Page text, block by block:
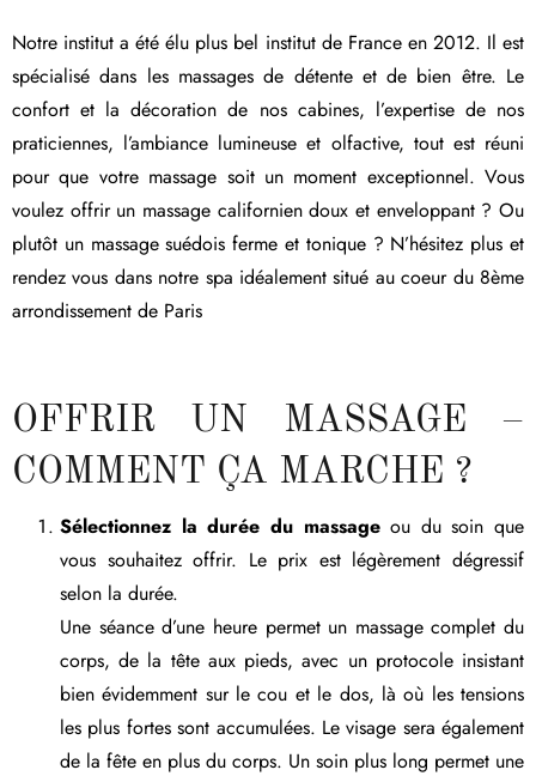
Notre institut a été élu plus bel institut de France en 2012. Il est
spécialisé dans les massages de détente et de bien être. Le
confort et la décoration de nos cabines, l’expertise de nos
praticiennes, l’ambiance lumineuse et olfactive, tout est réuni
pour que votre massage soit un moment exceptionnel. Vous
voulez offrir un massage californien doux et enveloppant ? Ou
plutôt un massage suédois ferme et tonique ? N’hésitez plus et
rendez vous dans notre spa idéalement situé au coeur du 8ème
arrondissement de Paris
OFFRIR UN MASSAGE –
COMMENT ÇA MARCHE ?
Sélectionnez la durée du massageou du soin que
vous souhaitez offrir. Le prix est légèrement dégressif
selon la durée.
Une séance d’une heure permet un massage complet du
corps, de la tête aux pieds, avec un protocole insistant
bien évidemment sur le cou et le dos, là où les tensions
les plus fortes sont accumulées. Le visage sera également
de la fête en plus du corps. Un soin plus long permet une